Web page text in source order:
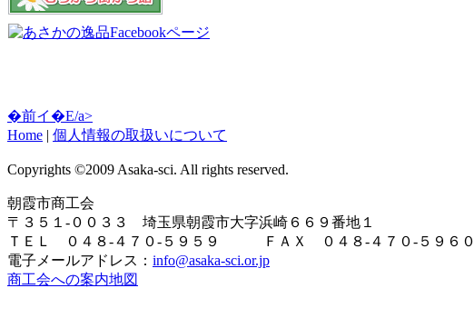
�前イ�E/a>
Home | 個人情報の取扱いについて
Copyrights ©2009 Asaka-sci. All rights reserved.
朝霞市商工会
〒３５１-００３３ 埼玉県朝霞市大字浜崎６６９番地１
ＴＥＬ ０４８-４７０-５９５９ ＦＡＸ ０４８-４７０-５９６０
電子メールアドレス： info@asaka-sci.or.jp
商工会への案内地図